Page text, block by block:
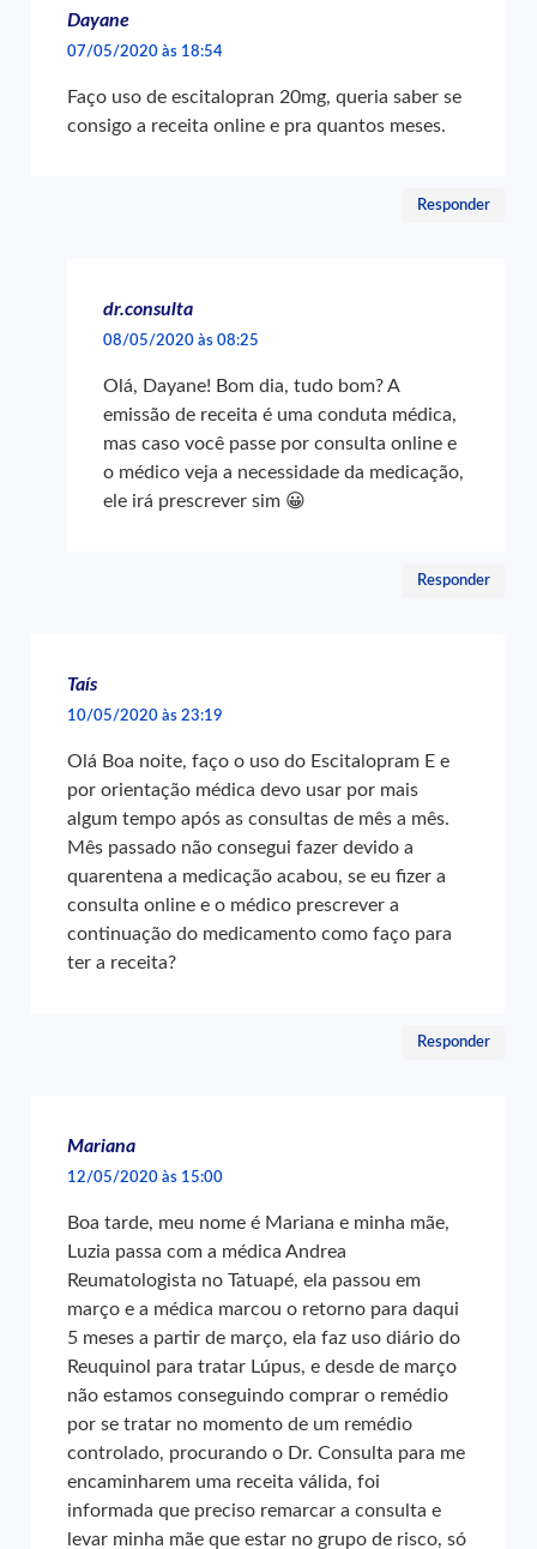
Dayane
07/05/2020 às 18:54
Faço uso de escitalopran 20mg, queria saber se
consigo a receita online e pra quantos meses.
Responder
dr.consulta
08/05/2020 às 08:25
Olá, Dayane! Bom dia, tudo bom? A
emissão de receita é uma conduta médica,
mas caso você passe por consulta online e
o médico veja a necessidade da medicação,
ele irá prescrever sim 😀
Responder
Taís
10/05/2020 às 23:19
Olá Boa noite, faço o uso do Escitalopram E e
por orientação médica devo usar por mais
algum tempo após as consultas de mês a mês.
Mês passado não consegui fazer devido a
quarentena a medicação acabou, se eu fizer a
consulta online e o médico prescrever a
continuação do medicamento como faço para
ter a receita?
Responder
Mariana
12/05/2020 às 15:00
Boa tarde, meu nome é Mariana e minha mãe,
Luzia passa com a médica Andrea
Reumatologista no Tatuapé, ela passou em
março e a médica marcou o retorno para daqui
5 meses a partir de março, ela faz uso diário do
Reuquinol para tratar Lúpus, e desde de março
não estamos conseguindo comprar o remédio
por se tratar no momento de um remédio
controlado, procurando o Dr. Consulta para me
encaminharem uma receita válida, foi
informada que preciso remarcar a consulta e
levar minha mãe que estar no grupo de risco, só